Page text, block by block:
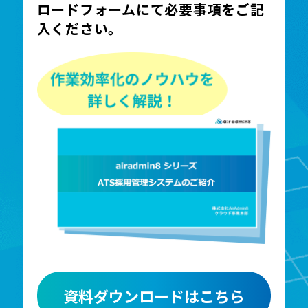
ロードフォームにて必要事項をご記
入ください。
資料ダウンロードはこちら